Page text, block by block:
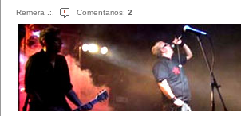
Remera .:. Comentarios: 2